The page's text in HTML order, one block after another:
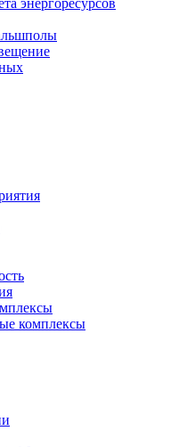
комплексы